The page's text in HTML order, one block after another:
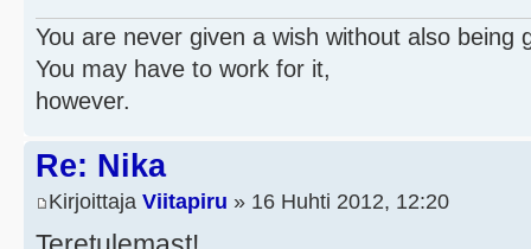
You are never given a wish without also being
You may have to work for it,
however.
Re: Nika
Kirjoittaja Viitapiru » 16 Huhti 2012, 12:20